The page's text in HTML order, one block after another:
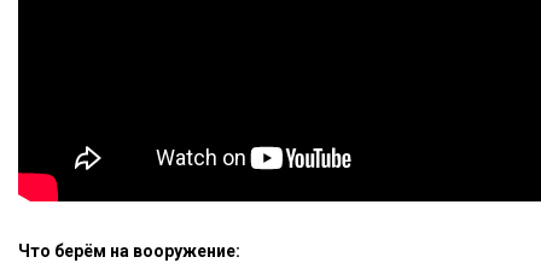
Что берём на вооружение: